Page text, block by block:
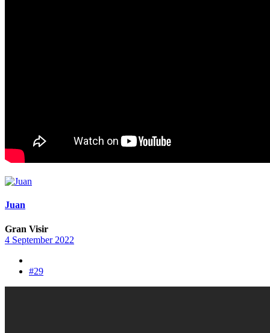
Juan
Gran Visir
4 September 2022
#29